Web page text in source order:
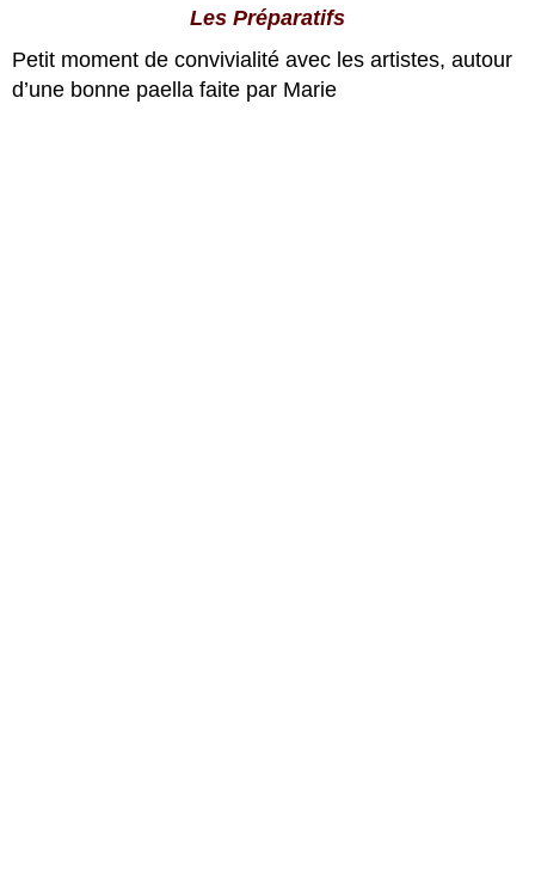
Les Préparatifs
Petit moment de convivialité avec les artistes, autour
d’une bonne paella faite par Marie